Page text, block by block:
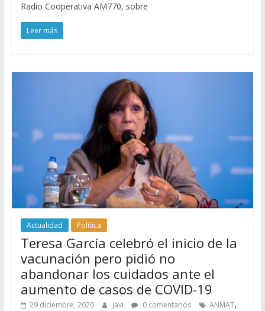
Radio Cooperativa AM770, sobre
Leer más
Actualidad Política
Teresa García celebró el inicio de la
vacunación pero pidió no
abandonar los cuidados ante el
aumento de casos de COVID-19
29 diciembre, 2020 javi 0 comentarios ANMAT,